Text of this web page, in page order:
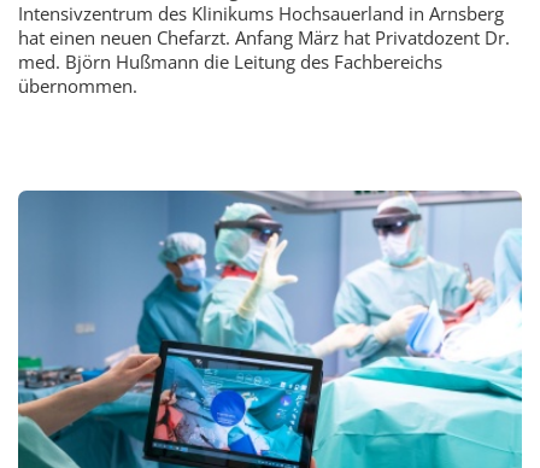
Intensivzentrum des Klinikums Hochsauerland in Arnsberg
hat einen neuen Chefarzt. Anfang März hat Privatdozent Dr.
med. Björn Hußmann die Leitung des Fachbereichs
übernommen.